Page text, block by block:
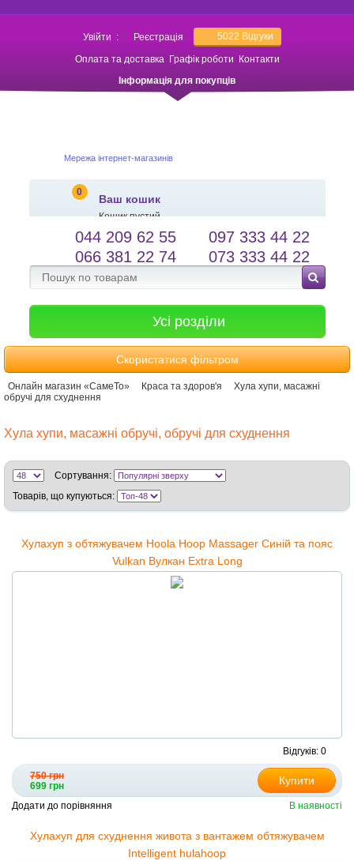
Увійти : Реєстрація 5022 Відгуки
Оплата та доставка Графік роботи
Контакти
Інформація для покупців
Мережа інтернет-магазинів
0
Ваш кошик
Кошик пустий
salessameto@gmail.com
Зворотній зв'язок
Мова сайту
044 209 62 55
097 333 44 22
066 381 22 74
073 333 44 22
Усі розділи
Скористатися фільтром
Онлайн магазин «СамеТо» Краса та здоров'я
Хула хупи, масажні
обручі для схуднення
Хула хупи, масажні обручі, обручі для схуднення
Сортування:
Товарів, що купуються:
Хулахуп з обтяжувачем Hoola Hoop Massager Синій та пояс
Vulkan Вулкан Extra Long
Відгуків: 0
750 грн
699 грн
Купити
Додати до порівняння В наявності
Хулахуп для схуднення живота з вантажем обтяжувачем
Intelligent hulahoop